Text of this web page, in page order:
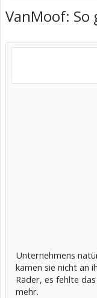
VanMoof:
Unternehmens
kamen sie nicht an
Räder, es fehlte
mehr.